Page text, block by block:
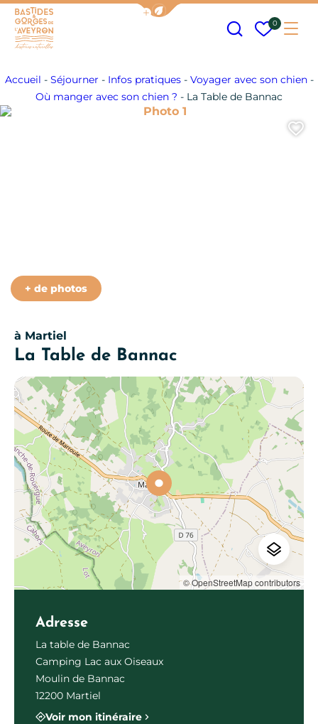
Afficher la barre de navigation
Mes
0
Accueil - Séjourner - Infos pratiques- Voyager avec son chien-
Où manger avec son chien ? - La Table de Bannac
à Martiel
La Table de Bannac
Photo 1
+ de photos
© OpenStreetMap contributors
Adresse
La table de Bannac
Camping Lac aux Oiseaux
Moulin de Bannac
12200 Martiel
Voir mon itinéraire